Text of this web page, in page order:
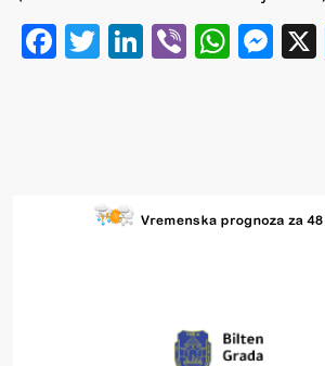
Facebook
Twitter
LinkedIn
Viber